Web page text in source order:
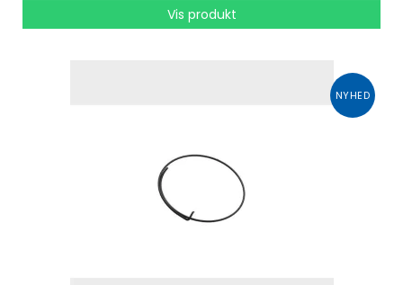
Vis produkt
NYHED